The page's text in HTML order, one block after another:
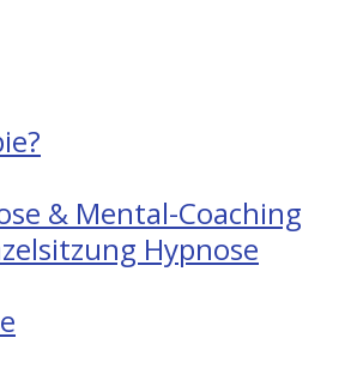
& Mental-Coaching
Hypnose